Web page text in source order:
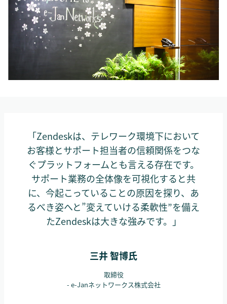
「Zendeskは、テレワーク環境下において
お客様とサポート担当者の信頼関係をつな
ぐプラットフォームとも言える存在です。
サポート業務の全体像を可視化すると共
に、今起こっていることの原因を探り、あ
るべき姿へと”変えていける柔軟性”を備え
たZendeskは大きな強みです。」
三井 智博氏
取締役
- e-Janネットワークス株式会社